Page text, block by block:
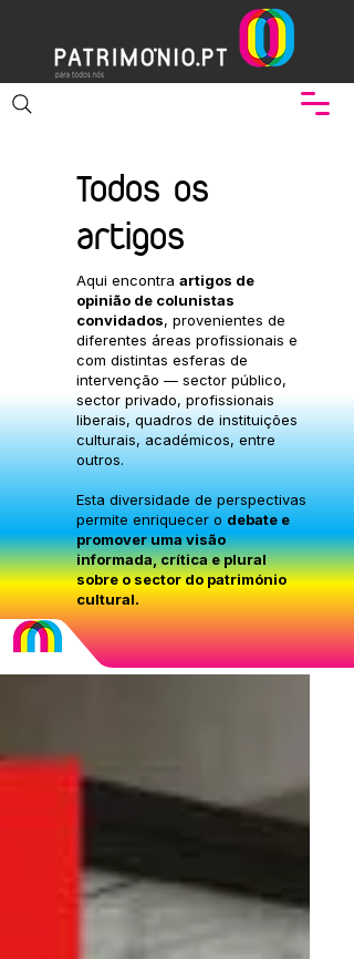
Todos os
artigos
Aqui encontra artigos de
opinião de colunistas
convidados, provenientes de
diferentes áreas profissionais e
com distintas esferas de
intervenção — sector público,
sector privado, profissionais
liberais, quadros de instituições
culturais, académicos, entre
outros.
Esta diversidade de perspectivas
permite enriquecer o debate e
promover uma visão
informada, crítica e plural
sobre o sector do património
cultural.